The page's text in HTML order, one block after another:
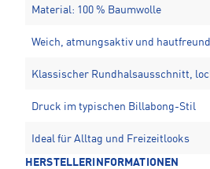
Material: 100 % Baumwolle
Weich, atmungsaktiv und
Klassischer Rundhalsausschnitt,
Druck im typischen Billabong-Stil
Ideal für Alltag und Freizeitlooks
HERSTELLERINFORMATIONEN